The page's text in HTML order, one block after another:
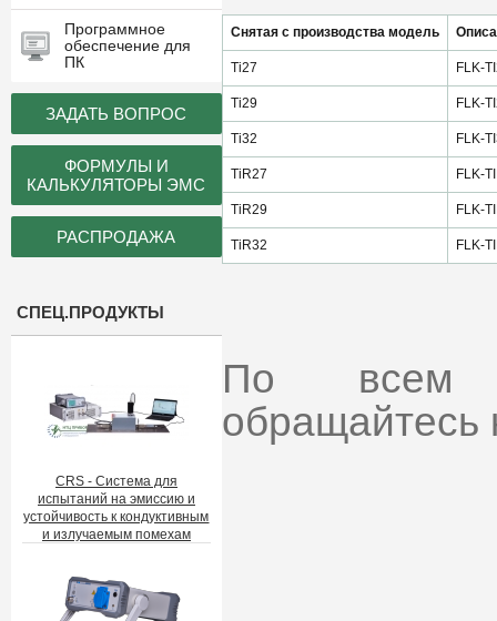
Программное
обеспечение для
ПК
ЗАДАТЬ ВОПРОС
ФОРМУЛЫ И
КАЛЬКУЛЯТОРЫ ЭМС
РАСПРОДАЖА
СПЕЦ.ПРОДУКТЫ
CRS - Система для
испытаний на эмиссию и
устойчивость к кондуктивным
и излучаемым помехам
Снятая с производства модель
Ti27 FLK-
Ti29 FLK-
Ti32 FLK-
TiR27 FLK-
TiR29 FLK-
TiR32 FLK-
По всем